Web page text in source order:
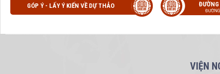
GÓP Ý - LẤY Ý KIẾN VỀ DỰ THẢO
VIỆN